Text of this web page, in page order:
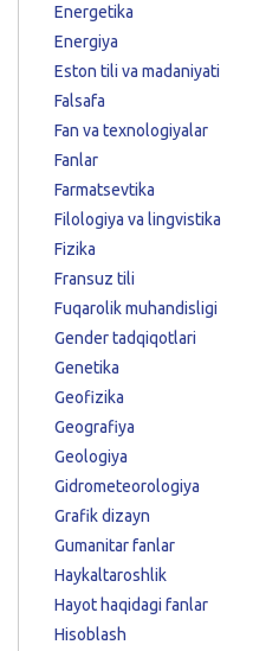
Energetika
Energiya
Eston tili va madaniyati
Falsafa
Fan va texnologiyalar
Fanlar
Farmatsevtika
Filologiya va lingvistika
Fizika
Fransuz tili
Fuqarolik muhandisligi
Gender tadqiqotlari
Genetika
Geofizika
Geografiya
Geologiya
Gidrometeorologiya
Grafik dizayn
Gumanitar fanlar
Haykaltaroshlik
Hayot haqidagi fanlar
Hisoblash